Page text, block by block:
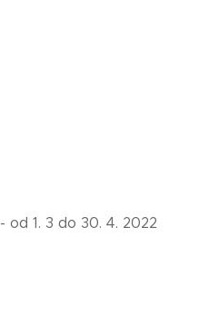
- od 1. 3 do 30. 4. 2022